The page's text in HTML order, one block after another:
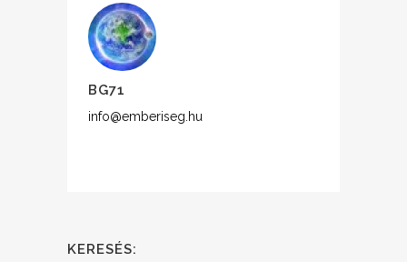
BG71
info@emberiseg.hu
KERESÉS: